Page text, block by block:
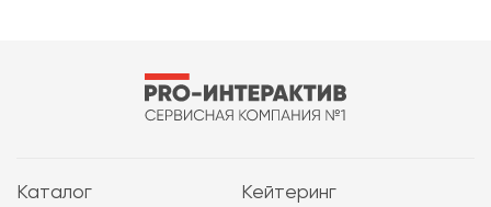
Каталог
Кейтеринг